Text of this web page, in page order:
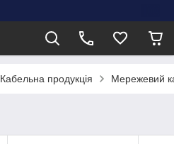
Кабельна продукція Мережевий